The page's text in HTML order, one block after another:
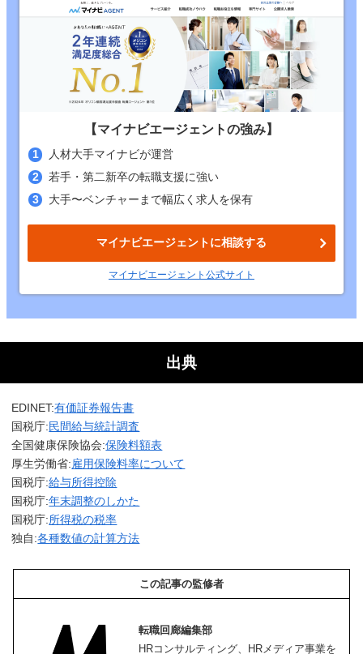
【マイナビエージェントの強み】
人材大手マイナビが運営
若手・第二新卒の転職支援に強い
大手〜ベンチャーまで幅広く求人を保有
マイナビエージェントに相談する
マイナビエージェント 公式サイト
出典
EDINET:有価証券報告書
国税庁:民間給与統計調査
全国健康保険協会:保険料額表
厚生労働省:雇用保険料率について
国税庁:給与所得控除
国税庁:年末調整のしかた
国税庁:所得税の税率
独自:各種数値の計算方法
この記事の監修者
転職回廊編集部
HRコンサルティング、HRメディア事業を